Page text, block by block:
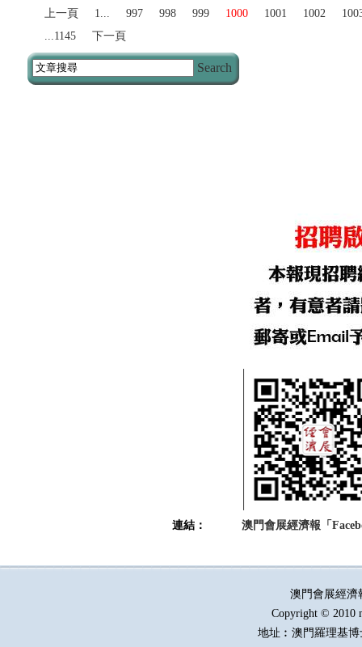
上一頁 1... 997 998 999 1000 1001 1002
...1145
下一頁
Search
連結： 澳門會展經濟報「
澳門會展經
Copyright © 2010
地址︰澳門羅理基